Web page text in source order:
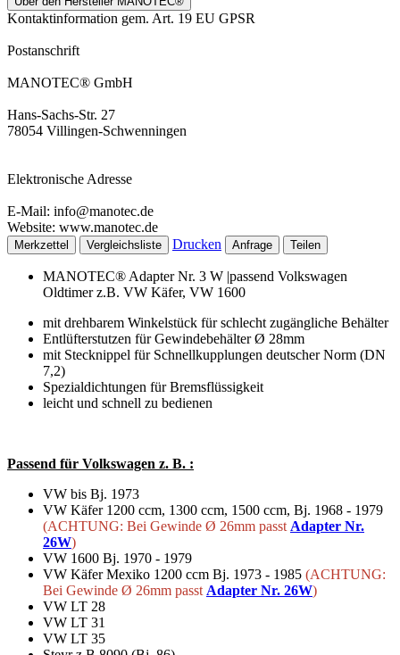
Kontaktinformation gem. Art. 19 EU GPSR
Postanschrift
MANOTEC® GmbH
Hans-Sachs-Str. 27
78054 Villingen-Schwenningen
Elektronische Adresse
E-Mail: info@manotec.de
Website: www.manotec.de
Merkzettel Vergleichsliste Drucken Anfrage Teilen
MANOTEC® Adapter Nr. 3 W |passend Volkswagen
Oldtimer z.B. VW Käfer, VW 1600
mit drehbarem Winkelstück für schlecht zugängliche Behälter
Entlüfterstutzen für Gewindebehälter Ø 28mm
mit Stecknippel für Schnellkupplungen deutscher Norm (DN
7,2)
Spezialdichtungen für Bremsflüssigkeit
leicht und schnell zu bedienen
Passend für Volkswagen z. B. :
VW bis Bj. 1973
VW Käfer 1200 ccm, 1300 ccm, 1500 ccm, Bj. 1968 - 1979
(ACHTUNG: Bei Gewinde Ø 26mm passt Adapter Nr.
26W)
VW 1600 Bj. 1970 - 1979
VW Käfer Mexiko 1200 ccm Bj. 1973 - 1985 (ACHTUNG:
Bei Gewinde Ø 26mm passt Adapter Nr. 26W)
VW LT 28
VW LT 31
VW LT 35